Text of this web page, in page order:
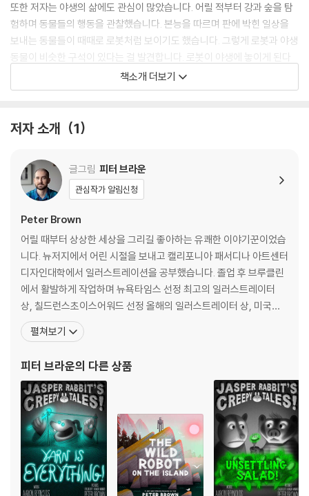
또한 저자는 야생의 삶에도 관심이 많았습니다. 어릴 적부터 강과 숲을 탐
험하며 동물들의 행동을 관찰했습니다. 본능을 따르며 판에 박힌 일상을
보내는 동물들이 때때로 로봇처럼 보이기도 했습니다. 그렇게 로봇과 야생
동물이 비슷한 구석이 있다는 걸 발견합니다. 로봇이 야생에 놓이게 된다
면? 로봇은 주변 환경에 적응할까? 또 자연은 로봇을 어떻게 받아들일까
요?
『와일드 로봇』에서 로봇에게 부여된 성의 정체성은 여성입니다. 가까스로
는 알이 깨지면서 처음 본 로즈를 엄마로 받아들입니다. 로즈의 모성이 움
트는 순간이지요. 로봇에게 성별을 부여하는 것은 무슨 의미가 있으며, 로
봇에게 과연 모성이란 감정이 생길 수 있을까요?
이러한 의문을 품은 이야기가 야생의 아름답고 경이로운 배경으로 펼쳐집
니다. 로봇과 새끼 기러기의 가족애, 로봇과 야생 동물들의 우정을 그린 작
가의 상상력에 우리는 매료될 수밖에 없습니다. 피터 브라운은 로봇 시대
를 맞이하며 한 번쯤 생각해볼 문제를 아이들의 눈높이에 맞춰 감동적인
서사로 녹여낸다. 광활한 자연 속에서 인간과 로봇이 공존하는 미래의 모
습을 이보다 따뜻하게 그려낼 수 있을까요?
그리고 피터 브라운만의 독특한 그림은 『와일드 로봇』 독자들에게 멋진 상
하면서도 세심함이 함께 어우러져 그 어떤 화려한 일러스트보다 아름답
다! 작가는 숲속 풍경과 야생 동물, 그리고 야생 로봇을 자신만의 스타일로
그려내며 우리를 무장해제시키고, 환상적인 야생의 섬에 빠져들게 만듭니
Can a robot survive in the wilderness?
When robot Roz opens her eyes for the first time, she discov
책소개 더보기
저자 소개 1
글그림 피터 브라운
관심작가 알림신청
Peter Brown
어릴 때부터 상상한 세상을 그리길 좋아하는 유쾌한 이야기꾼이었습
니다. 뉴저지에서 어린 시절을 보내고 캘리포니아 패서디나 아트센터
디자인대학에서 일러스트레이션을 공부했습니다. 졸업 후 브루클린
에서 활발하게 작업하며 뉴욕타임스 선정 최고의 일러스트레이터
상, 칠드런스초이스어워드 선정 올해의 일러스트레이터 상, 미국도
서관협회 선정 주목할 만한 어린이책 상 등을 받았고 지금은 필라델
피아에서 지내고 있습니다. 그림을 그린 『오싹오싹 당근』으로 2013
보스턴글로브 혼 북 상을 받았고, 첫 어린이 소설 『와일드 로봇』은
펼쳐보기
피터 브라운의 다른 상품